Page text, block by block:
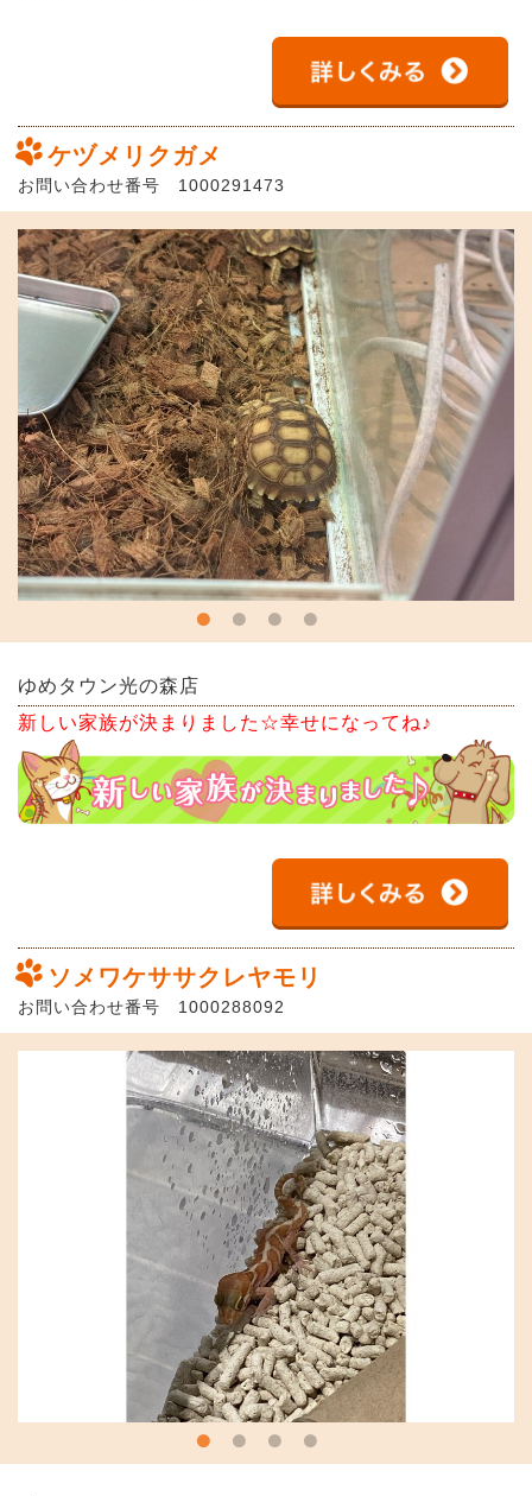
ケヅメリクガメ
お問い合わせ番号 1000291473
ゆめタウン光の森店
新しい家族が決まりました☆幸せになってね♪
ソメワケササクレヤモリ
お問い合わせ番号 1000288092